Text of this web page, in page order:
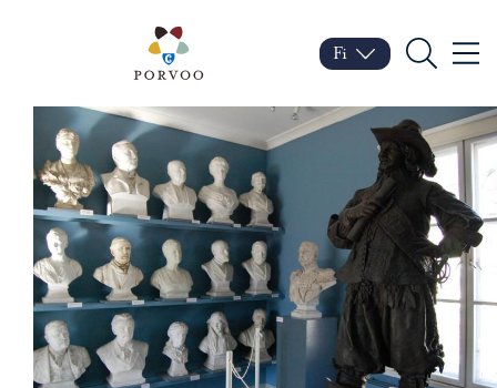
Porvoo – Siirry
Vaihda kieltä
Nykyinen kieli: Suomi
Fi
Hae